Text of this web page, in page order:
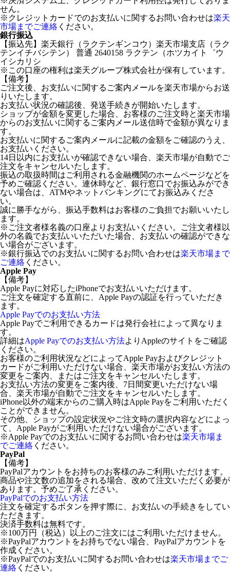
せん。
※クレジットカードでのお支払いに関するお問い合わせは楽天
市場までご連絡 ください。
銀行振込
【振込先】楽天銀行（ラクテンギンコウ）楽天市場支店（ラク
テンイチバシテン） 普通 2640158 ラクテン（ホツカイト゛ウ
イシカリシ
※この口座の権利は楽天グループ株式会社が保有しています。
【備考】
ご注文後、お支払いに関するご案内メールを楽天市場からお送
りいたします。
お支払い状況の確認後、発送手続きが開始いたします。
ショップが金額を変更した場合、お客様のご注文時と楽天市場
からのお支払いに関するご案内メール送信時で金額が異なりま
す。
お支払いに関するご案内メールに記載の金額をご確認のうえ、
お支払いください。
14日以内にお支払いが確認できない場合、楽天市場が自動でご
注文をキャンセルいたします。
振込の取扱時間はご利用される金融機関のホームページなどを
予めご確認ください。連休時など、銀行窓口でお振込みができ
ない場合は、ATMやネットバンキングにてお振込みくださ
い。
誠に勝手ながら、振込手数料はお客様のご負担でお願いいたし
ます。
※ご注文者様名義の口座よりお支払いください。ご注文者様以
外の名義でお支払いいただいた場合、お支払いの確認ができな
い場合がございます。
※銀行振込でのお支払いに関するお問い合わせは楽天市場まで
ご連絡 ください。
Apple Pay
【備考】
Apple Payに対応したiPhoneでお支払いいただけます。
ご注文を確定する直前に、Apple Payの認証を行っていただき
ます。
Apple Payでのお支払い方法
Apple Payでご利用できるカードは発行会社によって異なりま
す。
詳細はApple Payでのお支払い方法よりAppleのサイトをご確認
ください。
お客様のご利用状況などによってApple Payおよびクレジット
カードがご利用いただけない場合、楽天市場がお支払い方法の
変更をご案内、またはご注文をキャンセルいたします。
お支払い方法の変更をご案内後、7日間変更いただけない場
合、楽天市場が自動でご注文をキャンセルいたします。
iPhone以外の端末からのご購入時はApple Payをご利用いただく
ことができません。
その他、ショップの設定状況やご注文時の選択内容などによっ
て、Apple Payがご利用いただけない場合がございます。
※Apple Payでのお支払いに関するお問い合わせは楽天市場ま
でご連絡 ください。
PayPal
【備考】
PayPalアカウントをお持ちのお客様のみご利用いただけます。
商品や注文数の追加をされる場合、改めて注文いただく必要が
あります。予めご了承ください。
PayPalでのお支払い方法
注文を確定するボタンを押す際に、お支払いの手続きをしてい
ただきます。
決済手数料は無料です。
※100万円（税込）以上のご注文にはご利用いただけません。
※PayPalアカウントをお持ちでない場合、PayPalアカウントを
作成ください。
※PayPalでのお支払いに関するお問い合わせは楽天市場までご
連絡 ください。